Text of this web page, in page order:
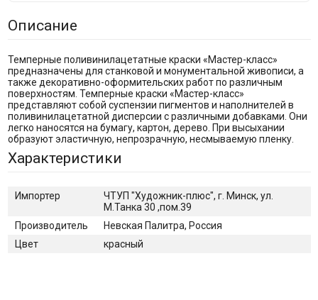
Описание
Темперные поливинилацетатные краски «Мастер-класс»
предназначены для станковой и монументальной живописи, а
также декоративно-оформительских работ по различным
поверхностям. Темперные краски «Мастер-класс»
представляют собой суспензии пигментов и наполнителей в
поливинилацетатной дисперсии с различными добавками. Они
легко наносятся на бумагу, картон, дерево. При высыхании
образуют эластичную, непрозрачную, несмываемую пленку.
Характеристики
Импортер
ЧТУП "Художник-плюс", г. Минск, ул.
М.Танка 30 ,пом.39
Производитель
Невская Палитра, Россия
Цвет
красный